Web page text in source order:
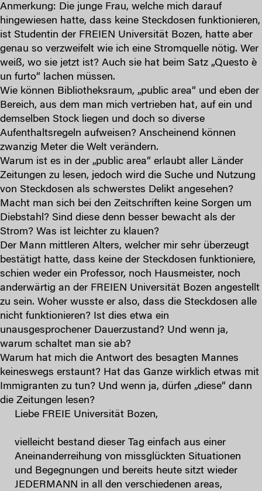
Anmerkung: Die junge Frau, welche mich darauf
hingewiesen hatte, dass keine Steckdosen funktionieren,
ist Studentin der FREIEN Universität Bozen, hatte aber
genau so verzweifelt wie ich eine Stromquelle nötig. Wer
weiß, wo sie jetzt ist? Auch sie hat beim Satz „Questo è
un furto“ lachen müssen.
Wie können Bibliotheksraum, „public area“ und eben der
Bereich, aus dem man mich vertrieben hat, auf ein und
demselben Stock liegen und doch so diverse
Aufenthaltsregeln aufweisen? Anscheinend können
zwanzig Meter die Welt verändern.
Warum ist es in der „public area“ erlaubt aller Länder
Zeitungen zu lesen, jedoch wird die Suche und Nutzung
von Steckdosen als schwerstes Delikt angesehen?
Macht man sich bei den Zeitschriften keine Sorgen um
Diebstahl? Sind diese denn besser bewacht als der
Strom? Was ist leichter zu klauen?
Der Mann mittleren Alters, welcher mir sehr überzeugt
bestätigt hatte, dass keine der Steckdosen funktioniere,
schien weder ein Professor, noch Hausmeister, noch
anderwärtig an der FREIEN Universität Bozen angestellt
zu sein. Woher wusste er also, dass die Steckdosen alle
nicht funktionieren? Ist dies etwa ein
unausgesprochener Dauerzustand? Und wenn ja,
warum schaltet man sie ab?
Warum hat mich die Antwort des besagten Mannes
keineswegs erstaunt? Hat das Ganze wirklich etwas mit
Immigranten zu tun? Und wenn ja, dürfen „diese“ dann
die Zeitungen lesen?
Liebe FREIE Universität Bozen,
vielleicht bestand dieser Tag einfach aus einer
Aneinanderreihung von missglückten Situationen
und Begegnungen und bereits heute sitzt wieder
JEDERMANN in all den verschiedenen areas,